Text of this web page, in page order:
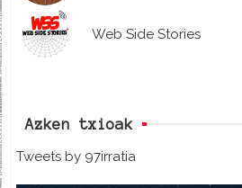
Web Side Stories
Azken txioak
Tweets by 97irratia